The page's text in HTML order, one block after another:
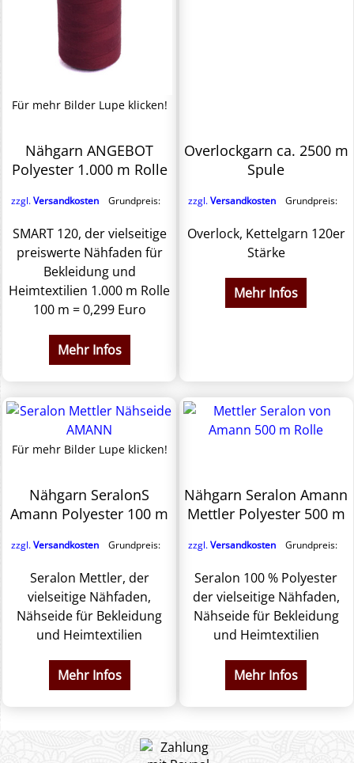
Für mehr Bilder Lupe klicken!
Nähgarn ANGEBOT
Polyester 1.000 m Rolle
zzgl.Versandkosten Grundpreis:
SMART 120, der vielseitige
preiswerte Nähfaden für
Bekleidung und
Heimtextilien 1.000 m Rolle
100 m = 0,299 Euro
Mehr Infos
Overlockgarn ca. 2500 m
Spule
zzgl.Versandkosten Grundpreis:
Overlock, Kettelgarn 120er
Stärke
Mehr Infos
Für mehr Bilder Lupe klicken!
Nähgarn SeralonS
Amann Polyester 100 m
zzgl.Versandkosten Grundpreis:
Seralon Mettler, der
vielseitige Nähfaden,
Nähseide für Bekleidung
und Heimtextilien
Mehr Infos
Nähgarn Seralon Amann
Mettler Polyester 500 m
zzgl.Versandkosten Grundpreis:
Seralon 100 % Polyester
der vielseitige Nähfaden,
Nähseide für Bekleidung
und Heimtextilien
Mehr Infos